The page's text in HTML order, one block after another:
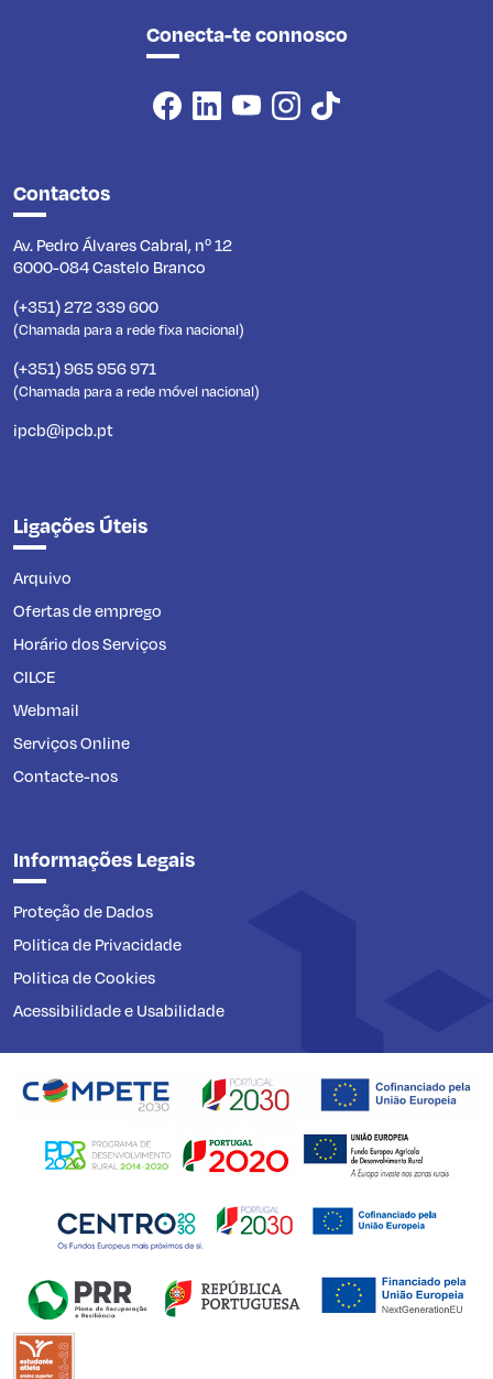
Conecta-te connosco
Contactos
Av. Pedro Álvares Cabral, nº 12
6000-084 Castelo Branco
(+351) 272 339 600
(Chamada para a rede fixa nacional)
(+351) 965 956 971
(Chamada para a rede móvel nacional)
ipcb@ipcb.pt
Ligações Úteis
Arquivo
Ofertas de emprego
Horário dos Serviços
CILCE
Webmail
Serviços Online
Contacte-nos
Informações Legais
Proteção de Dados
Politica de Privacidade
Politica de Cookies
Acessibilidade e Usabilidade